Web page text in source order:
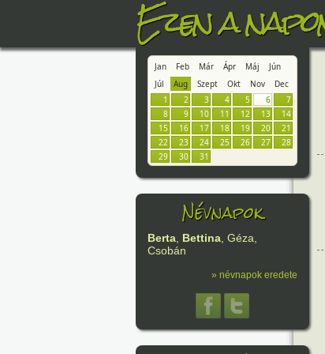
Ezen a
Jan Feb Már Ápr Máj
Jún
Júl
Aug Szept Okt Nov
Dec
1
2 3 4 5 6
7
8
9 10 11 12 13
14
15
16 17 18 19 20
21
22
23 24 25 26 27
28
29
30 31
Névnapok
Berta, Bettina, Géza,
Csobán
» névnapok eredete